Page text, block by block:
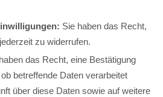
Sie haben das Recht,
zu widerrufen.
das Recht, eine Bestätigung
betreffende Daten verarbeitet
über diese Daten sowie auf weitere